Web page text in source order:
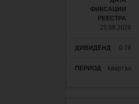
25.08.2026
0.78
Квартал